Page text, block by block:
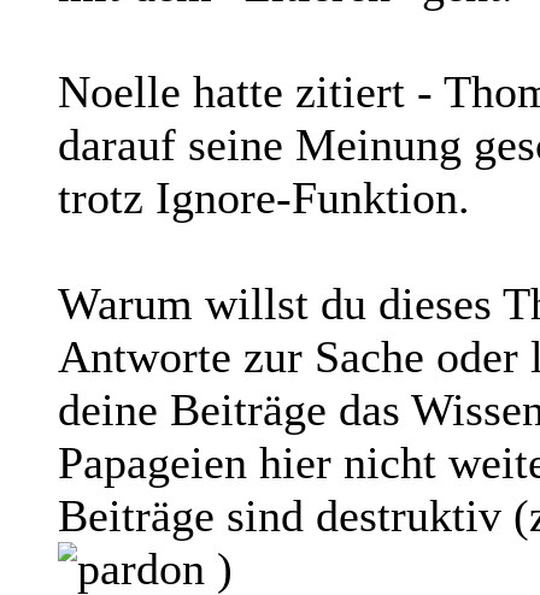
Noelle hatte zitiert -
darauf seine Meinung
trotz Ignore-Funktion.
Warum willst du dieses
Antworte zur Sache
deine Beiträge das
Papageien hier nicht
Beiträge sind destruktiv
)